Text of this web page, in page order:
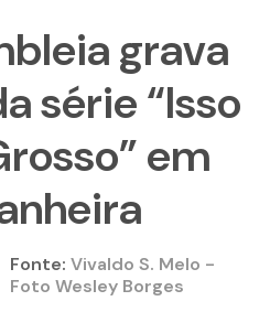
grava
série “Isso
em
Fonte: Vivaldo S. Melo -
Foto Wesley Borges